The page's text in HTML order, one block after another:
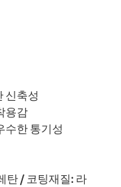
신축성
용감
수한 통기성
탄 / 코팅재질: 라